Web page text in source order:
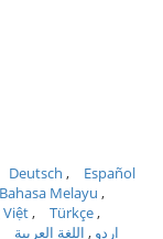
Deutsch
Español
Bahasa Melayu
Việt
Türkçe
اردو اللغة العربية